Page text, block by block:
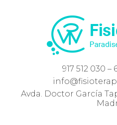
917 512 030 –
Avda. Doctor García